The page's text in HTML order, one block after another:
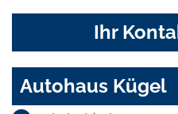
Ihr
Autohaus Kügel